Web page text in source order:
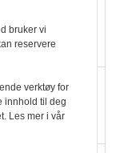
måned
og 98
bruker vi
reservere
verktøy for
innhold til deg
Les mer i vår